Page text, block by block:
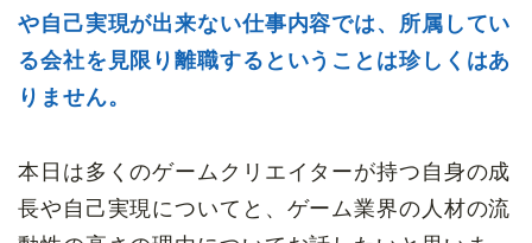
や自己実現が出来ない仕事内容では、所属してい
る会社を見限り離職するということは珍しくはあ
りません。
本日は多くのゲームクリエイターが持つ自身の成
長や自己実現についてと、ゲーム業界の人材の流